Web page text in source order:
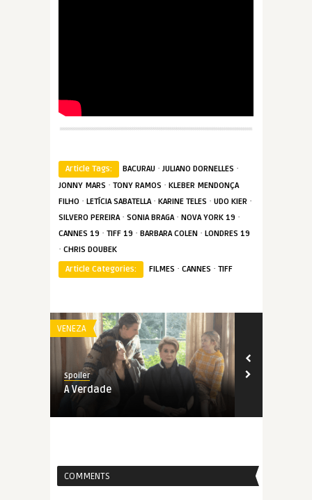
Article Tags: BACURAU · JULIANO DORNELLES ·
JONNY MARS · TONY RAMOS · KLEBER MENDONÇA
FILHO · LETÍCIA SABATELLA· KARINE TELES · UDO KIER ·
SILVERO PEREIRA· SONIA BRAGA· NOVA YORK 19 ·
CANNES 19 · TIFF 19 · BARBARA COLEN · LONDRES 19
· CHRIS DOUBEK
Article Categories:
FILMES · CANNES · TIFF
VENEZA
Spoiler
A Verdade
COMMENTS